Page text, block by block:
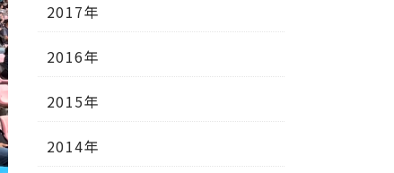
2017年
2016年
2015年
2014年